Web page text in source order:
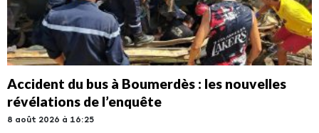
Accident du bus à Boumerdès : les nouvelles
révélations de l’enquête
8 août 2026 à 16:25